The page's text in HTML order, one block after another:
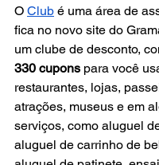
O Club é uma área de
fica no novo site do
um clube de desconto,
330 cupons para você
restaurantes, lojas,
atrações, museus e em
serviços, como aluguel
aluguel de carrinho de